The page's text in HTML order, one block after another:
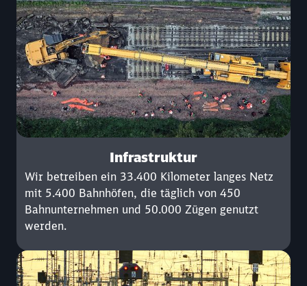
Infrastruktur
Wir betreiben ein 33.400 Kilometer langes Netz
mit 5.400 Bahnhöfen, die täglich von 450
Bahnunternehmen und 50.000 Zügen genutzt
werden.